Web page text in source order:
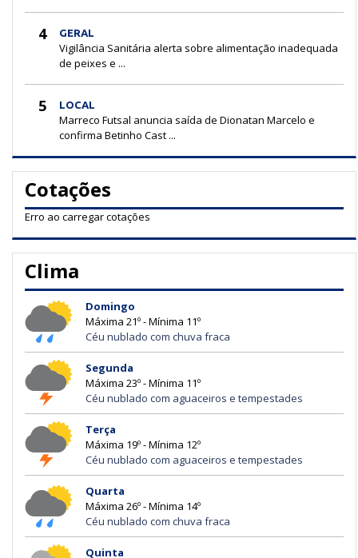
4 GERAL
Vigilância Sanitária alerta sobre alimentação inadequada
de peixes e ...
5 LOCAL
Marreco Futsal anuncia saída de Dionatan Marcelo e
confirma Betinho Cast ...
Cotações
Erro ao carregar cotações
Clima
Domingo
Máxima 21º - Mínima 11º
Céu nublado com chuva fraca
Segunda
Máxima 23º - Mínima 11º
Céu nublado com aguaceiros e tempestades
Terça
Máxima 19º - Mínima 12º
Céu nublado com aguaceiros e tempestades
Quarta
Máxima 26º - Mínima 14º
Céu nublado com chuva fraca
Quinta